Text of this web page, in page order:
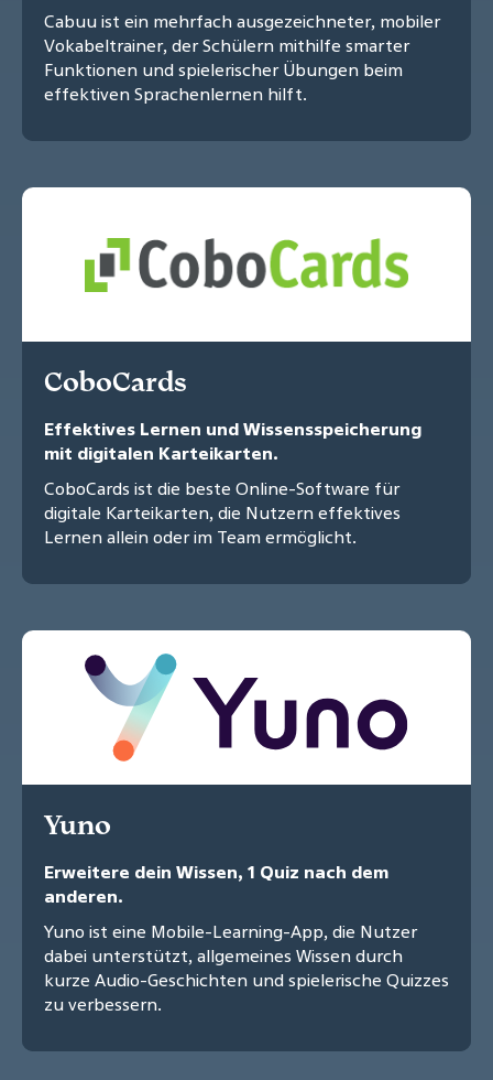
Cabuu ist ein mehrfach ausgezeichneter, mobiler
Vokabeltrainer, der Schülern mithilfe smarter
Funktionen und spielerischer Übungen beim
effektiven Sprachenlernen hilft.
CoboCards
Effektives Lernen und Wissensspeicherung
mit digitalen Karteikarten.
CoboCards ist die beste Online-Software für
digitale Karteikarten, die Nutzern effektives
Lernen allein oder im Team ermöglicht.
Yuno
Erweitere dein Wissen, 1 Quiz nach dem
anderen.
Yuno ist eine Mobile-Learning-App, die Nutzer
dabei unterstützt, allgemeines Wissen durch
kurze Audio-Geschichten und spielerische Quizzes
zu verbessern.